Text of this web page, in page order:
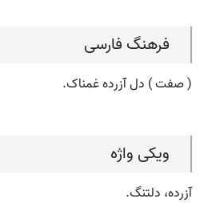
فرهنگ فارسی
( صفت ) دل آزرده غمناک.
ویکی واژه
آزرده، دلتنگ.